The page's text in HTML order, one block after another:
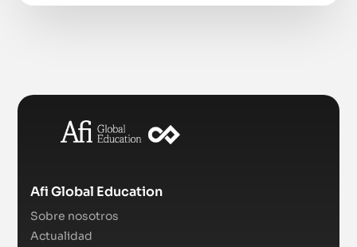
Afi Global Education
Sobre nosotros
Actualidad